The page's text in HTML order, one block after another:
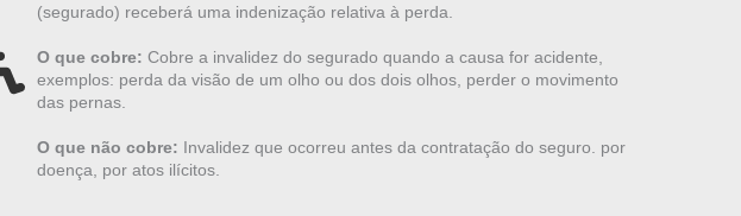
(segurado) receberá uma indenização relativa à perda.
O que cobre: Cobre a invalidez do segurado quando a causa for acidente,
exemplos: perda da visão de um olho ou dos dois olhos, perder o movimento
das pernas.
O que não cobre: Invalidez que ocorreu antes da contratação do seguro. por
doença, por atos ilícitos.